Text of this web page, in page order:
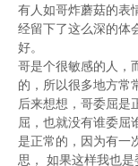
有人如哥炸蘑菇的表
经留下了这么深的体
好。
哥是个很敏感的人，
的，所以很多地方常
后来想想，哥委屈是
屈，也就没有谁委屈
是正常的，因为有一
思， 如果这样我也